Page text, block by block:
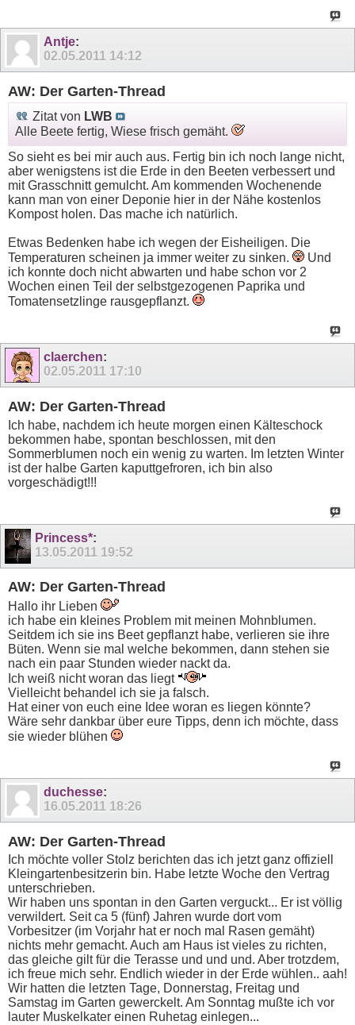
Antje:
02.05.2011 14:12
AW: Der Garten-Thread
Zitat von LWB
Alle Beete fertig, Wiese frisch gemäht.
So sieht es bei mir auch aus. Fertig bin ich noch lange nicht,
aber wenigstens ist die Erde in den Beeten verbessert und
mit Grasschnitt gemulcht. Am kommenden Wochenende
kann man von einer Deponie hier in der Nähe kostenlos
Kompost holen. Das mache ich natürlich.
Etwas Bedenken habe ich wegen der Eisheiligen. Die
Temperaturen scheinen ja immer weiter zu sinken.
Und
ich konnte doch nicht abwarten und habe schon vor 2
Wochen einen Teil der selbstgezogenen Paprika und
Tomatensetzlinge rausgepflanzt.
claerchen:
02.05.2011 17:10
AW: Der Garten-Thread
Ich habe, nachdem ich heute morgen einen Kälteschock
bekommen habe, spontan beschlossen, mit den
Sommerblumen noch ein wenig zu warten. Im letzten Winter
ist der halbe Garten kaputtgefroren, ich bin also
vorgeschädigt!!!
Princess*:
13.05.2011 19:52
AW: Der Garten-Thread
Hallo ihr Lieben
ich habe ein kleines Problem mit meinen Mohnblumen.
Seitdem ich sie ins Beet gepflanzt habe, verlieren sie ihre
Büten. Wenn sie mal welche bekommen, dann stehen sie
nach ein paar Stunden wieder nackt da.
Ich weiß nicht woran das liegt
Vielleicht behandel ich sie ja falsch.
Hat einer von euch eine Idee woran es liegen könnte?
Wäre sehr dankbar über eure Tipps, denn ich möchte, dass
sie wieder blühen
duchesse:
16.05.2011 18:26
AW: Der Garten-Thread
Ich möchte voller Stolz berichten das ich jetzt ganz offiziell
Kleingartenbesitzerin bin. Habe letzte Woche den Vertrag
unterschrieben.
Wir haben uns spontan in den Garten verguckt... Er ist völlig
verwildert. Seit ca 5 (fünf) Jahren wurde dort vom
Vorbesitzer (im Vorjahr hat er noch mal Rasen gemäht)
nichts mehr gemacht. Auch am Haus ist vieles zu richten,
das gleiche gilt für die Terasse und und und. Aber trotzdem,
ich freue mich sehr. Endlich wieder in der Erde wühlen.. aah!
Wir hatten die letzten Tage, Donnerstag, Freitag und
Samstag im Garten gewerckelt. Am Sonntag mußte ich vor
lauter Muskelkater einen Ruhetag einlegen...